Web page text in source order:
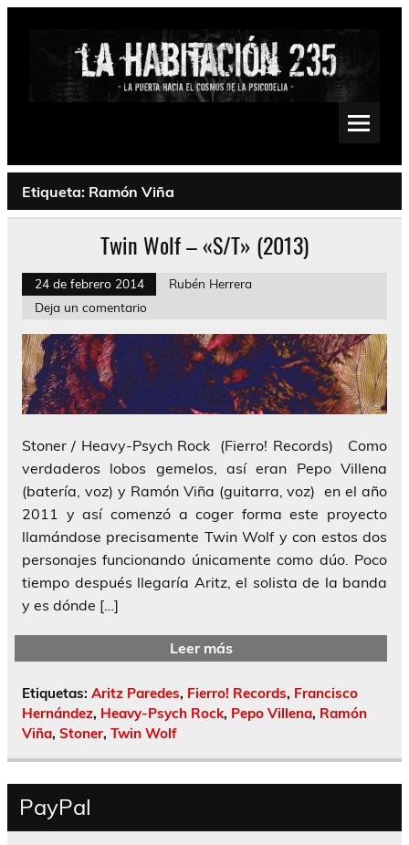
Saltar
Psychedelic, Stoner, Doom, Sludge, Fuzz, Space, Drone
Etiqueta: Ramón Viña
Twin Wolf – «S/T» (2013)
24 de febrero 2014
Rubén Herrera
Deja un comentario
Stoner / Heavy-Psych Rock (Fierro! Records) Como
verdaderos lobos gemelos, así eran Pepo Villena
(batería, voz) y Ramón Viña (guitarra, voz) en el año
2011 y así comenzó a coger forma este proyecto
llamándose precisamente Twin Wolf y con estos dos
personajes funcionando únicamente como dúo. Poco
tiempo después llegaría Aritz, el solista de la banda
y es dónde […]
Leer más
Etiquetas: Aritz Paredes, Fierro! Records, Francisco
Hernández, Heavy-Psych Rock, Pepo Villena, Ramón
Viña, Stoner, Twin Wolf
PayPal